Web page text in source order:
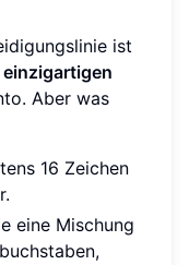
ist
Aber was
16 Zeichen
eine Mischung